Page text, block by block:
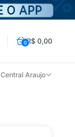
0R$ 0,00
Central Araujo